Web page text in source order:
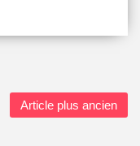
Article plus ancien